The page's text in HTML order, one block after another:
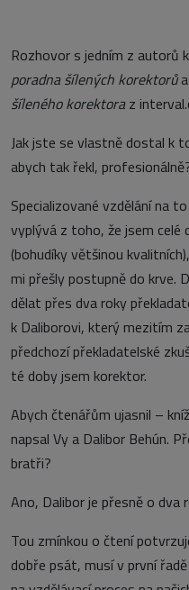
Rozhovor s jedním z autorů
poradna šílených korektorůa
šíleného korektoraz
Jak jste se vlastně dostal k
abych tak řekl,
Specializované vzdělání na
vyplývá z toho, že jsem celé
(bohudíky většinou
mi přešly postupně do krve.
dělat přes dva roky
k Daliborovi, který mezitím
předchozí překladatelské
té doby jsem korektor.
Abych čtenářům ujasnil –
napsal Vy a Dalibor Behún.
bratři?
Ano, Dalibor je přesně o dva
Tou zmínkou o čtení
dobře psát, musí v první